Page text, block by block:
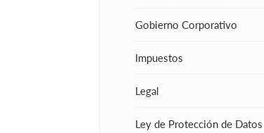
Gobierno Corporativo
Impuestos
Legal
Ley de Protección de Datos